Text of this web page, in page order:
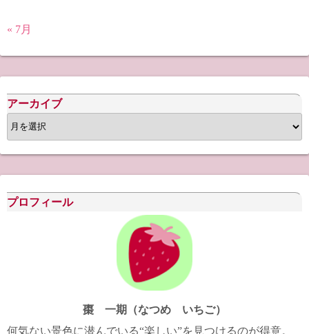
« 7月
アーカイブ
ア
ー
カ
イ
ブ
プロフィール
棗 一期（なつめ いちご）
何気ない景色に潜んでいる“楽しい”を見つけるのが得意。